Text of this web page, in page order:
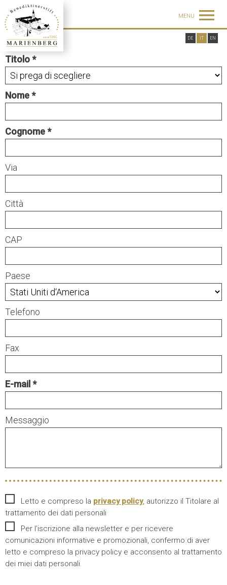
MENU
DE IT EN
Titolo
Nome
Cognome
Via
Città
CAP
Paese
Telefono
Fax
E-mail
Messaggio
Letto e compreso la privacy policy, autorizzo il Titolare al
trattamento dei dati personali
Per l’iscrizione alla newsletter e per ricevere
comunicazioni informative e promozionali, confermo di aver
letto e compreso la privacy policy e acconsento al trattamento
dei miei dati personali.